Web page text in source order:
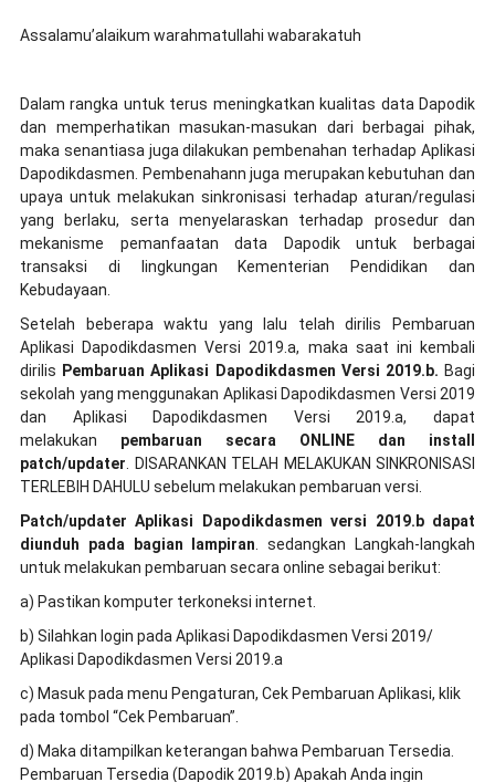
Assalamu’alaikum warahmatullahi wabarakatuh
Dalam rangka untuk terus meningkatkan kualitas data Dapodik
dan memperhatikan masukan-masukan dari berbagai pihak,
maka senantiasa juga dilakukan pembenahan terhadap Aplikasi
Dapodikdasmen. Pembenahann juga merupakan kebutuhan dan
upaya untuk melakukan sinkronisasi terhadap aturan/regulasi
yang berlaku, serta menyelaraskan terhadap prosedur dan
mekanisme pemanfaatan data Dapodik untuk berbagai
transaksi di lingkungan Kementerian Pendidikan dan
Kebudayaan.
Setelah beberapa waktu yang lalu telah dirilis Pembaruan
Aplikasi Dapodikdasmen Versi 2019.a, maka saat ini kembali
dirilis Pembaruan Aplikasi Dapodikdasmen Versi 2019.b. Bagi
sekolah yang menggunakan Aplikasi Dapodikdasmen Versi 2019
dan Aplikasi Dapodikdasmen Versi 2019.a, dapat
melakukan pembaruan secara ONLINE dan install
patch/updater . DISARANKAN TELAH MELAKUKAN SINKRONISASI
TERLEBIH DAHULU sebelum melakukan pembaruan versi.
Patch/updater Aplikasi Dapodikdasmen versi 2019.b dapat
diunduh pada bagian lampiran . sedangkan Langkah-langkah
untuk melakukan pembaruan secara online sebagai berikut:
a) Pastikan komputer terkoneksi internet.
b) Silahkan login pada Aplikasi Dapodikdasmen Versi 2019/
Aplikasi Dapodikdasmen Versi 2019.a
c) Masuk pada menu Pengaturan, Cek Pembaruan Aplikasi, klik
pada tombol “Cek Pembaruan”.
d) Maka ditampilkan keterangan bahwa Pembaruan Tersedia.
Pembaruan Tersedia (Dapodik 2019.b) Apakah Anda ingin